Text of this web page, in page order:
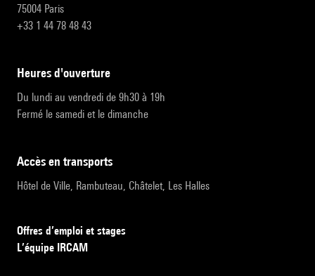
75004 Paris
+33 1 44 78 48 43
heures d'ouverture
Du lundi au vendredi de 9h30 à 19h
Fermé le samedi et le dimanche
accès en transports
Hôtel de Ville, Rambuteau, Châtelet, Les Halles
Offres d’emploi et stages
L’équipe IRCAM